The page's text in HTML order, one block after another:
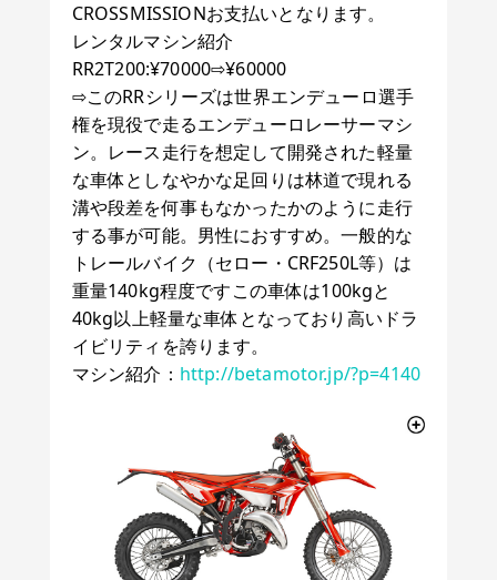
CROSSMISSIONお支払いとなります。
レンタルマシン紹介
RR2T200:¥70000⇨¥60000
⇨このRRシリーズは世界エンデューロ選手
権を現役で走るエンデューロレーサーマシ
ン。レース走行を想定して開発された軽量
な車体としなやかな足回りは林道で現れる
溝や段差を何事もなかったかのように走行
する事が可能。男性におすすめ。一般的な
トレールバイク（セロー・CRF250L等）は
重量140kg程度ですこの車体は100kgと
40kg以上軽量な車体となっており高いドラ
イビリティを誇ります。
マシン紹介： http://betamotor.jp/?p=4140